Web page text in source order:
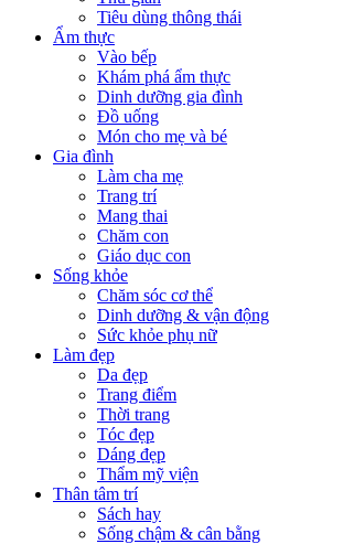
Tiêu dùng thông thái
Ẩm thực
Vào bếp
Khám phá ẩm thực
Dinh dưỡng gia đình
Đồ uống
Món cho mẹ và bé
Gia đình
Làm cha mẹ
Trang trí
Mang thai
Chăm con
Giáo dục con
Sống khỏe
Chăm sóc cơ thể
Dinh dưỡng & vận động
Sức khỏe phụ nữ
Làm đẹp
Da đẹp
Trang điểm
Thời trang
Tóc đẹp
Dáng đẹp
Thẩm mỹ viện
Thân tâm trí
Sách hay
Sống chậm & cân bằng